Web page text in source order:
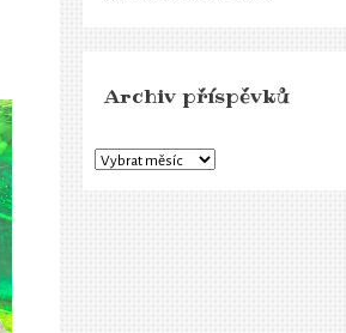
Archiv příspěvků